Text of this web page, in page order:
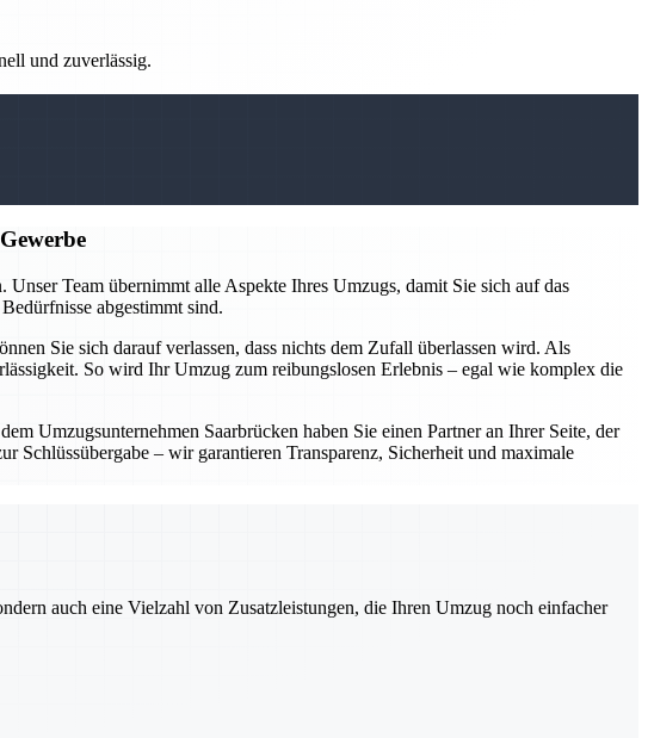
und zuverlässig.
Team übernimmt alle Aspekte Ihres Umzugs, damit Sie sich auf das
abgestimmt sind.
Sie sich darauf verlassen, dass nichts dem Zufall überlassen wird. Als
So wird Ihr Umzug zum reibungslosen Erlebnis – egal wie komplex die
Umzugsunternehmen Saarbrücken haben Sie einen Partner an Ihrer Seite, der
Schlüssübergabe – wir garantieren Transparenz, Sicherheit und maximale
auch eine Vielzahl von Zusatzleistungen, die Ihren Umzug noch einfacher